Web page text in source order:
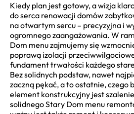
Kiedy plan jest gotowy, a wizja
do serca renowacji domów
na otwartym sercu – precyzyjna i
ogromnego zaangażowania. W
Dom menu zajmujemy się
poprawą izolacji
fundament trwałości każdego
Bez solidnych podstaw, nawet
zaczną pękać, a to ostatnie, czego
element konstrukcyjny jest
solidnego Stary Dom menu